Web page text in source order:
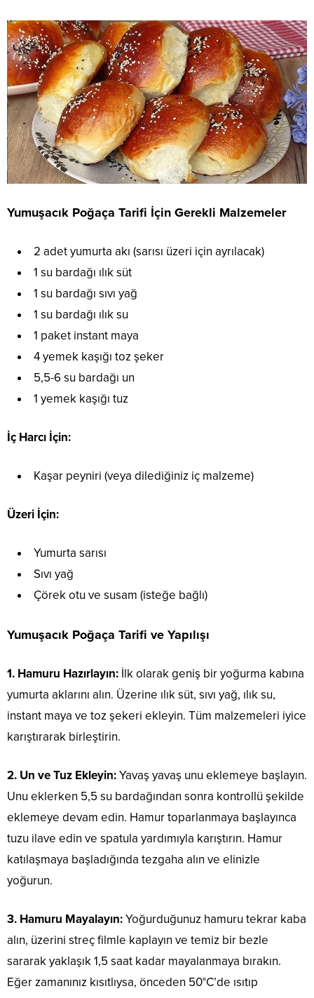
Yumuşacık Poğaça Tarifi İçin Gerekli Malzemeler
2 adet yumurta akı (sarısı üzeri için ayrılacak)
1 su bardağı ılık süt
1 su bardağı sıvı yağ
1 su bardağı ılık su
1 paket instant maya
4 yemek kaşığı toz şeker
5,5-6 su bardağı un
1 yemek kaşığı tuz
İç Harcı İçin:
Kaşar peyniri (veya dilediğiniz iç malzeme)
Üzeri İçin:
Yumurta sarısı
Sıvı yağ
Çörek otu ve susam (isteğe bağlı)
Yumuşacık Poğaça Tarifi ve Yapılışı
1. Hamuru Hazırlayın: İlk olarak geniş bir yoğurma kabına
yumurta aklarını alın. Üzerine ılık süt, sıvı yağ, ılık su,
instant maya ve toz şekeri ekleyin. Tüm malzemeleri iyice
karıştırarak birleştirin.
2. Un ve Tuz Ekleyin:Yavaş yavaş unu eklemeye başlayın.
Unu eklerken 5,5 su bardağından sonra kontrollü şekilde
eklemeye devam edin. Hamur toparlanmaya başlayınca
tuzu ilave edin ve spatula yardımıyla karıştırın. Hamur
katılaşmaya başladığında tezgaha alın ve elinizle
yoğurun.
3. Hamuru Mayalayın:Yoğurduğunuz hamuru tekrar kaba
alın, üzerini streç filmle kaplayın ve temiz bir bezle
sararak yaklaşık 1,5 saat kadar mayalanmaya bırakın.
Eğer zamanınız kısıtlıysa, önceden 50°C’de ısıtıp